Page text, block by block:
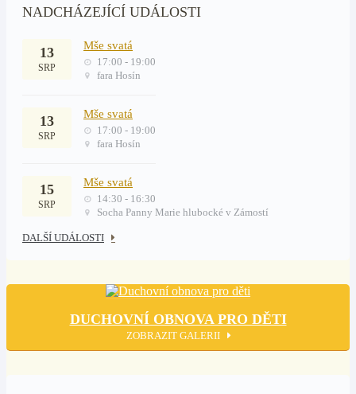
NADCHÁZEJÍCÍ UDÁLOSTI
13
SRP
Mše svatá
17:00 - 19:00
fara Hosín
13
SRP
Mše svatá
17:00 - 19:00
fara Hosín
15
SRP
Mše svatá
14:30 - 16:30
Socha Panny Marie hlubocké v Zámostí
DALŠÍ UDÁLOSTI
DUCHOVNÍ OBNOVA PRO DĚTI
ZOBRAZIT GALERII